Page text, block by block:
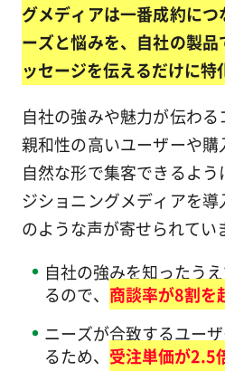
グメディアは一番成約に
ーズと悩みを、自社の製
ッセージを伝えるだけに特
自社の強みや魅力が伝わる
親和性の高いユーザーや購
自然な形で集客できるよ
ジショニングメディアを
のような声が寄せられてい
自社の強みを知ったう
るので、 商談率が8割を
ニーズが合致するユー
るため、 受注単価が2.5